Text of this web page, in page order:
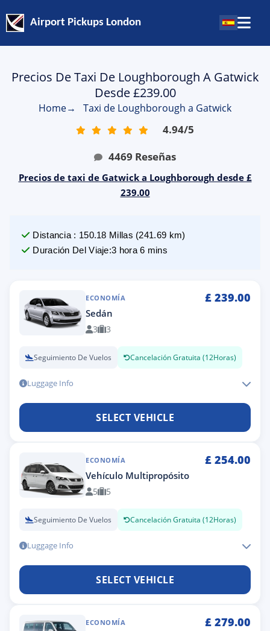
Airport Pickups London
Precios De Taxi De Loughborough A Gatwick
Desde £239.00
Home→ Taxi de Loughborough a Gatwick
4.94/5
4469 Reseñas
Precios de taxi de Gatwick a Loughborough desde £
239.00
Distancia : 150.18 Millas (241.69 km)
Duración Del Viaje:3 hora 6 mins
ECONOMÍA £ 239.00
Sedán
3 3
Seguimiento De Vuelos Cancelación Gratuita (12Horas)
Luggage Info
SELECT VEHICLE
ECONOMÍA £ 254.00
Vehículo Multipropósito
5 5
Seguimiento De Vuelos Cancelación Gratuita (12Horas)
Luggage Info
SELECT VEHICLE
ECONOMÍA £ 279.00